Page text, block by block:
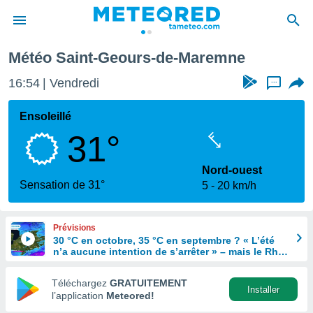
de
en
Météo Saint-Geours-de-Maremne
16:54 Vendredi ...
Ensoleillé
31°
Sensation de 31°
Nord-ouest
5
20 km/h
Prévisions
30 °C en octobre, 35 °C en septembre ? « L’été
n’a aucune intention de s’arrêter » – mais le Rhin
Téléchargez GRATUITEMENT
l’application Meteored!
Installer